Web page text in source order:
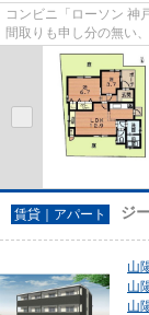
コンビニ「ローソン 神
間取りも申し分の無い
クセスが便利になる、2
賃貸｜アパート ジ
山
山
山